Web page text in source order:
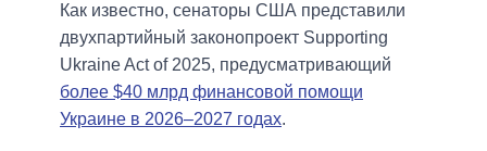
Как известно, сенаторы США представили
двухпартийный законопроект Supporting
Ukraine Act of 2025, предусматривающий
более $40 млрд финансовой помощи
Украине в 2026–2027 годах.